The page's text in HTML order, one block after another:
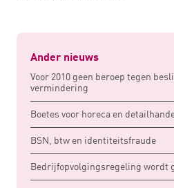
Ander nieuws
Voor 2010 geen beroep tegen
vermindering
Boetes voor horeca en
BSN, btw en identiteitsfraude
Bedrijfopvolgingsregeling wordt